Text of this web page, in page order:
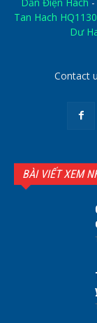
Tan Hach HQ1130
Dư
Contact
BÀI VIẾT XEM